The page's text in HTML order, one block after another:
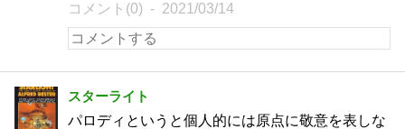
コメント(0) 2021/03/14
スターライト
パロディというと個人的には原点に敬意を表しな